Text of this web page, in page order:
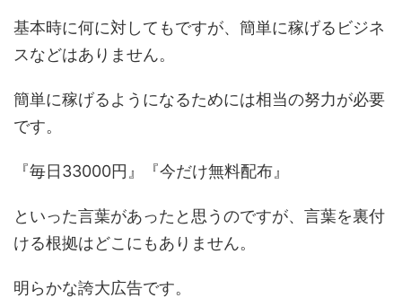
基本時に何に対してもですが、簡単に稼げるビジネ
スなどはありません。
簡単に稼げるようになるためには相当の努力が必要
です。
『毎日33000円』『今だけ無料配布』
といった言葉があったと思うのですが、言葉を裏付
ける根拠はどこにもありません。
明らかな誇大広告です。